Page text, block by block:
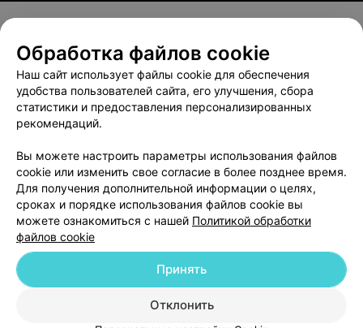
О проекте Новости проекта
Размещение рекламы
Медицинский маркетинг
Публичный договор
Пользовательское соглашение
Способы оплаты
Написать в поддержку
Персональные настройки cookie
Обработка персональных данных
ВЫ ВЛАДЕЛЕЦ?
Обработка файлов cookie
Наш сайт использует файлы cookie для обеспечения
удобства пользователей сайта, его улучшения, сбора
статистики и предоставления персонализированных
рекомендаций.
Вы можете настроить параметры использования файлов
cookie или изменить свое согласие в более позднее время.
Для получения дополнительной информации о целях,
сроках и порядке использования файлов cookie вы
можете ознакомиться с нашей Политикой обработки
файлов cookie
Отклонить
Принять